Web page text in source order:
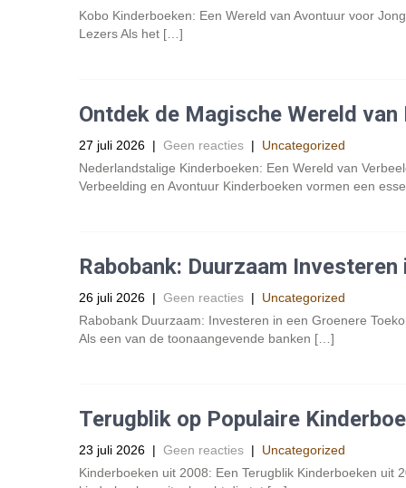
Kobo Kinderboeken: Een Wereld van Avontuur voor
Lezers Als het […]
Ontdek de Magische Wereld
27 juli 2026 | Geen reacties | Uncategorized
Nederlandstalige Kinderboeken: Een Wereld van
Verbeelding en Avontuur Kinderboeken vormen een
Rabobank: Duurzaam
26 juli 2026 | Geen reacties | Uncategorized
Rabobank Duurzaam: Investeren in een Groenere
Als een van de toonaangevende banken […]
Terugblik op Populaire
23 juli 2026 | Geen reacties | Uncategorized
Kinderboeken uit 2008: Een Terugblik Kinderboeken uit